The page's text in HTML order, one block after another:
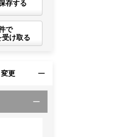
存する
で
受け取る
更